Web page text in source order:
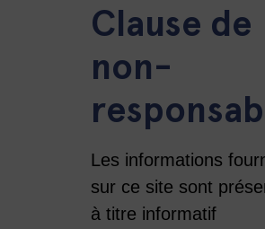
Clause de
non-
Les informations
sur ce site sont
à titre informatif